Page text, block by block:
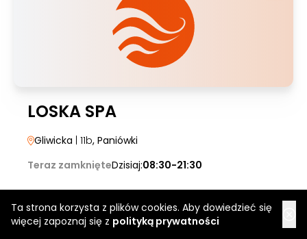
Ta strona korzysta z plików cookies. Aby dowiedzieć się
więcej zapoznaj się z polityką prywatności
LOSKA SPA
Gliwicka | 11b, Paniówki
Teraz zamknięteDzisiaj:08:30-21:30